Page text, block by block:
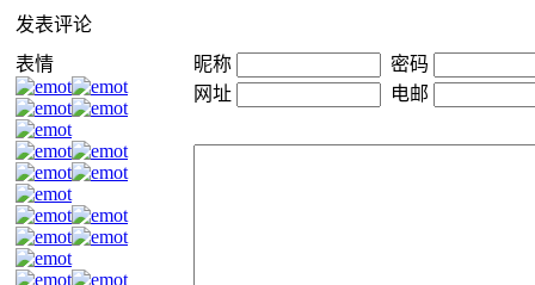
发表评论
表情
昵称
密码
网址
电邮